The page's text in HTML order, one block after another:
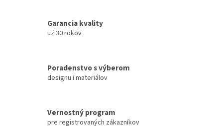
Garancia kvality
už 30 rokov
Poradenstvo s výberom
designu i materiálov
Vernostný program
pre registrovaných zákazníkov